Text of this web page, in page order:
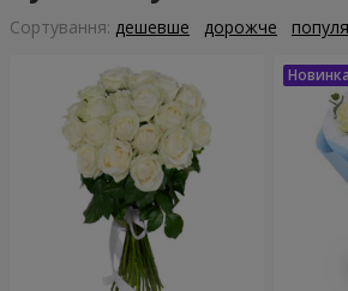
Сортування: дешевше дорожче